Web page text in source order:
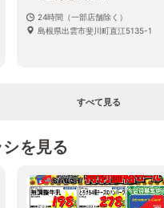
24時間（一部店舗除く）
島根県出雲市斐川町直江5135-1
すべて見る
を見る